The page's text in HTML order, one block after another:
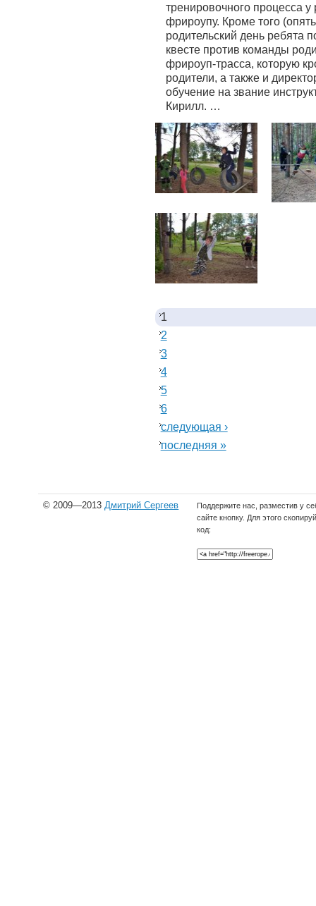
тренировочного процесса у
фрироупу. Кроме того
родительский день ребята
квесте против команды
фрироуп-трасса, которую
родители, а также и
обучение на звание
Кирилл. …
1
2
3
4
5
6
следующая ›
последняя »
© 2009—2013 Дмитрий Сергеев
Поддержите нас, разместив у
сайте кнопку. Для этого
код: